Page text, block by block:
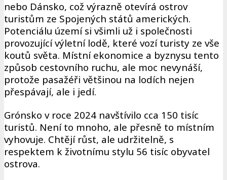
nebo Dánsko, což výrazně otevírá ostrov
turistům ze Spojených států amerických.
Potenciálu území si všimli už i společnosti
provozující výletní lodě, které vozí turisty ze vše
koutů světa. Místní ekonomice a byznysu tento
způsob cestovního ruchu, ale moc nevynáší,
protože pasažéři většinou na lodích nejen
přespávají, ale i jedí.
Grónsko v roce 2024 navštívilo cca 150 tisíc
turistů. Není to mnoho, ale přesně to místním
vyhovuje. Chtějí růst, ale udržitelně, s
respektem k životnímu stylu 56 tisíc obyvatel
ostrova.